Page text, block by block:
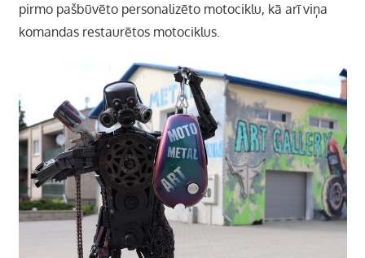
pirmo pašbūvēto personalizēto motociklu, kā arī viņa
komandas restaurētos motociklus.